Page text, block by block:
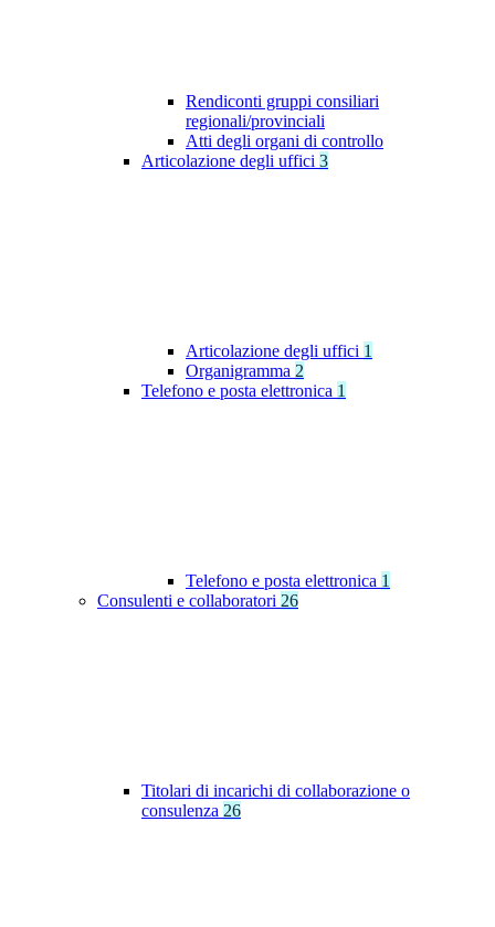
Rendiconti gruppi consiliari
regionali/provinciali
Atti degli organi di controllo
Articolazione degli uffici 3
Articolazione degli uffici 1
Organigramma 2
Telefono e posta elettronica 1
Telefono e posta elettronica 1
Consulenti e collaboratori 26
Titolari di incarichi di collaborazione o
consulenza 26